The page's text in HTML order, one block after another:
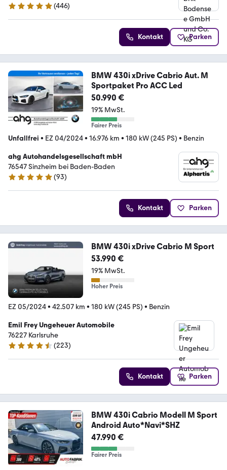
4.8 Sterne
(446)
Kontakt Parken
BMW 430i xDrive Cabrio Aut. M
Sportpaket Pro ACC Led
50.990 €
19% MwSt.
Fairer Preis
Unfallfrei • EZ 04/2024• 16.976 km • 180 kW (245 PS) • Benzin
ahg Autohandelsgesellschaft mbH
76547 Sinzheim bei Baden-Baden
4.8 Sterne
(93)
Kontakt Parken
BMW 430i xDrive Cabrio M Sport
53.990 €
19% MwSt.
Hoher Preis
EZ 05/2024• 42.507 km • 180 kW (245 PS) • Benzin
Emil Frey Ungeheuer Automobile
76227 Karlsruhe
4.5 Sterne
(223)
Kontakt Parken
BMW 430i Cabrio Modell M Sport
Android Auto*Navi*SHZ
47.990 €
Fairer Preis